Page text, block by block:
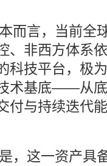
而言，当前全
、非西方体系
科技平台，极
术基底——从
付与持续迭代能
，这一资产具